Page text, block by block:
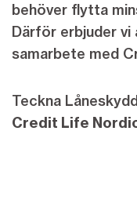
behöver flytta
Därför erbjuder vi
samarbete med
Teckna
Credit Life